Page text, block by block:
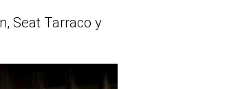
Seat Tarraco y